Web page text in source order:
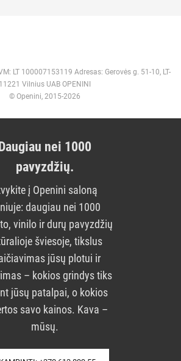
LT 100007153119 Adresas: Gerovės g. 51-10, LT-
11221 Vilnius UAB OPENINI
© Openini, 2015-2026
nei 1000
pavyzdžių.
į Openini saloną
daugiau nei 1000
vinilo ir durų pavyzdžių
šviesoje, tikslus
jūsų plotui ir
– kokios grindys tiks
jūsų patalpai, o kokios
savo kainos. Kava –
mūsų.